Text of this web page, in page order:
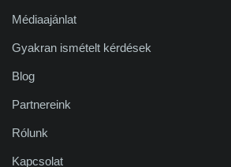
Médiaajánlat
Gyakran ismételt kérdések
Blog
Partnereink
Rólunk
Kapcsolat